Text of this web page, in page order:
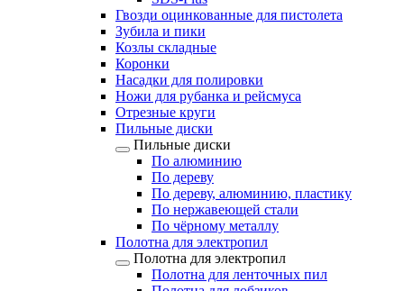
Гвозди оцинкованные для пистолета
Зубила и пики
Козлы складные
Коронки
Насадки для полировки
Ножи для рубанка и рейсмуса
Отрезные круги
Пильные диски
Пильные диски
По алюминию
По дереву
По дереву, алюминию, пластику
По нержавеющей стали
По чёрному металлу
Полотна для электропил
Полотна для электропил
Полотна для ленточных пил